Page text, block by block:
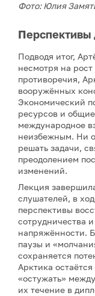
Фото: Юлия
Перспективы
Подводя итог,
несмотря на
противоречия,
вооружённых
Экономический
ресурсов и
международное
неизбежным. Ни
решать задачи,
преодолением
изменений.
Лекция
слушателей, в
перспективы
сотрудничества
напряжённости.
паузы и
сохраняется
Арктика
«остужать»
их течение в